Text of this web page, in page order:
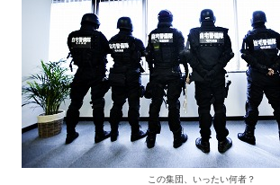
この集団、いったい何者？